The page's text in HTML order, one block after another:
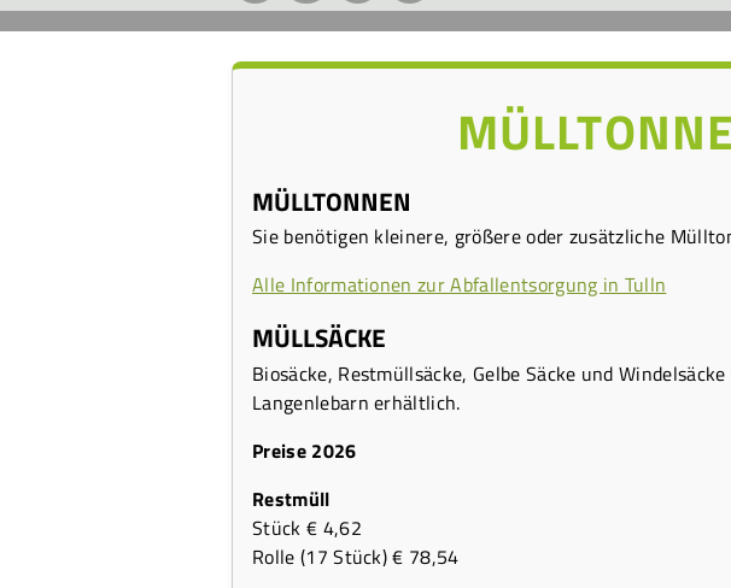
MÜLLTONNEN
Sie benötigen kleinere, größere oder zusätzliche
Alle Informationen zur Abfallentsorgung in Tulln
MÜLLSÄCKE
Biosäcke, Restmüllsäcke, Gelbe Säcke und
Langenlebarn erhältlich.
Preise 2026
Restmüll
Stück € 4,62
Rolle (17 Stück) € 78,54